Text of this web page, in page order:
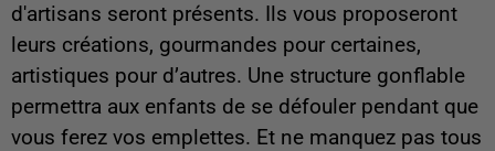
d'artisans seront présents. Ils vous proposeront
leurs créations, gourmandes pour certaines,
artistiques pour d’autres. Une structure gonflable
permettra aux enfants de se défouler pendant que
vous ferez vos emplettes. Et ne manquez pas tous